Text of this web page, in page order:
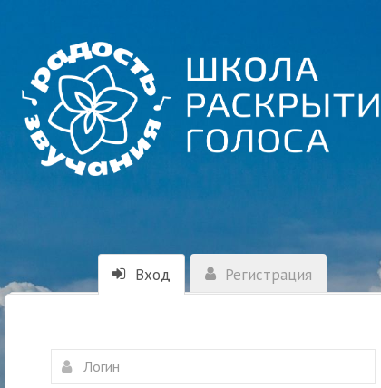
Вход Регистрация